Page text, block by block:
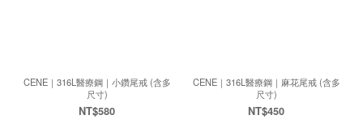
CENE｜316L醫療鋼｜小鑽尾戒 (含多
尺寸)
NT$580
CENE｜316L醫療鋼｜麻花尾戒 (含多
尺寸)
NT$450